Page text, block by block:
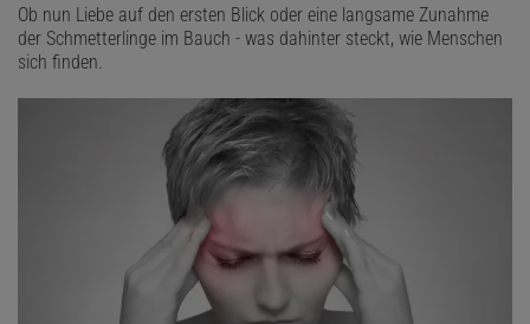
Ob nun Liebe auf den ersten Blick oder eine langsame Zunahme
der Schmetterlinge im Bauch - was dahinter steckt, wie Menschen
sich finden.